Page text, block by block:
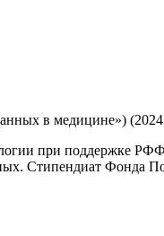
в медицине») (2024
при
Стипендиат Фонда